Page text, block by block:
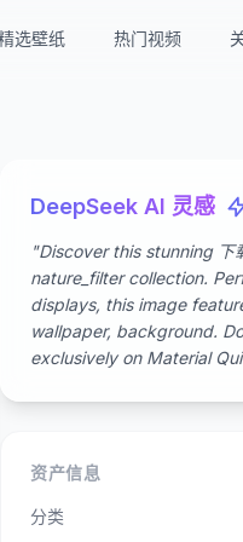
选壁纸 热门视频
DeepSeek AI 灵感
"Discover this stunning 下
nature_filter collection.
displays, this image
wallpaper, background.
exclusively on Material
资产信息
分类